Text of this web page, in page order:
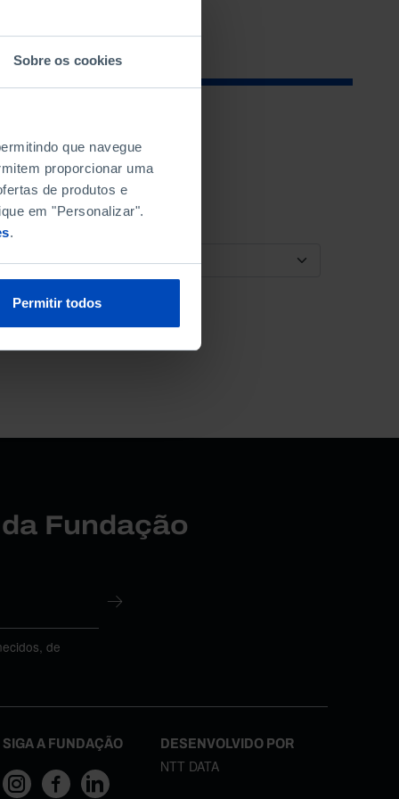
Sobre os cookies
que navegue
proporcionar uma
de produtos e
em "Personalizar".
.
Permitir todos
ORDENAR POR
Fundação
de
SIGA A FUNDAÇÃO DESENVOLVIDO POR
NTT DATA